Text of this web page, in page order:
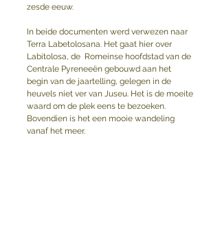
zesde eeuw.
In beide documenten werd verwezen naar
Terra Labetolosana. Het gaat hier over
Labitolosa, de  Romeinse hoofdstad van de
Centrale Pyreneeën gebouwd aan het
begin van de jaartelling, gelegen in de
heuvels niet ver van Juseu. Het is de moeite
waard om de plek eens te bezoeken.
Bovendien is het een mooie wandeling
vanaf het meer.